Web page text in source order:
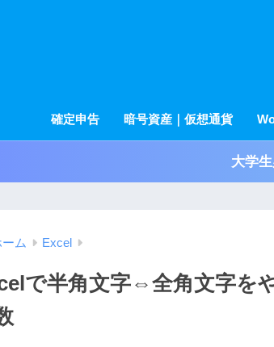
確定申告 暗号資産｜仮想通貨
大学
ーム Excel
で半角文字⇔全角文字を